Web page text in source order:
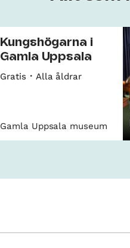
Kungshögarna i
Gamla Uppsala
Gratis Alla åldrar
Gamla Uppsala museum